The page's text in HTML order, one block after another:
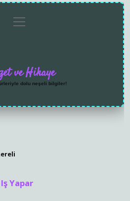
menüyü
aç
ve Hikaye
dolu neşeli bilgiler!
Yapar